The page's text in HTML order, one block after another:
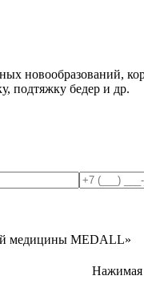
новообразований,
подтяжку бедер и др.
медицины MEDALL»
Нажимая